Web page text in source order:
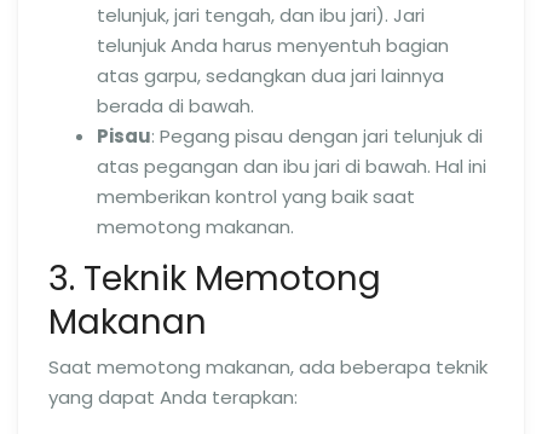
telunjuk, jari tengah, dan ibu jari). Jari
telunjuk Anda harus menyentuh bagian
atas garpu, sedangkan dua jari lainnya
berada di bawah.
Pisau: Pegang pisau dengan jari telunjuk di
atas pegangan dan ibu jari di bawah. Hal ini
memberikan kontrol yang baik saat
memotong makanan.
3. Teknik Memotong
Makanan
Saat memotong makanan, ada beberapa teknik
yang dapat Anda terapkan: